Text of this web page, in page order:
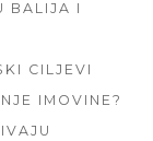
BALIJA I
CILJEVI
IMOVINE?